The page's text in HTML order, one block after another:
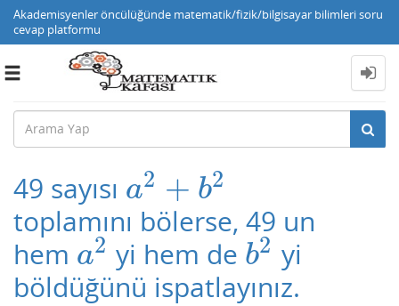
Akademisyenler öncülüğünde matematik/fizik/bilgisayar bilimleri soru
cevap platformu
Toggle
49 sayısı a2 + b2
a2 +b2
toplamını bölerse, 49 un
hem a2
a2 yi hem de b2
b2 yi
böldüğünü ispatlayınız.